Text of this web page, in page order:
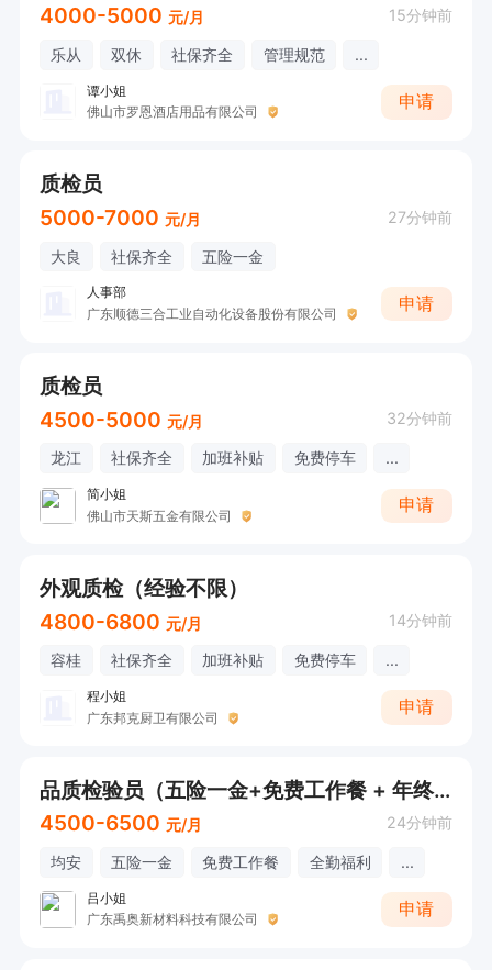
4000-5000 元/月 15分钟前
乐从 双休 社保齐全 管理规范 ...
谭小姐
佛山市罗恩酒店用品有限公司
申请
质检员
5000-7000 元/月 27分钟前
大良 社保齐全 五险一金
人事部
广东顺德三合工业自动化设备股份有限公司
申请
质检员
4500-5000 元/月 32分钟前
龙江 社保齐全 加班补贴 免费停车 ...
简小姐
佛山市天斯五金有限公司
申请
外观质检（经验不限）
4800-6800 元/月 14分钟前
容桂 社保齐全 加班补贴 免费停车 ...
程小姐
广东邦克厨卫有限公司
申请
品质检验员（五险一金+免费工作餐 + 年终奖）
4500-6500 元/月 24分钟前
均安 五险一金 免费工作餐 全勤福利 ...
吕小姐
广东禹奥新材料科技有限公司
申请